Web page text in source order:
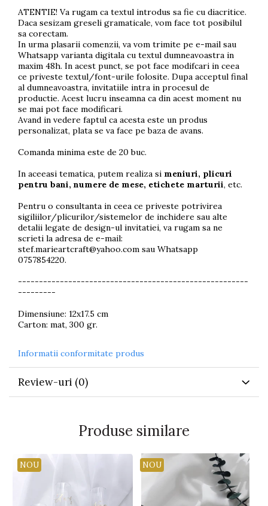
ATENTIE! Va rugam ca textul introdus sa fie cu diacritice.
Daca sesizam greseli gramaticale, vom face tot posibilul
sa corectam.
In urma plasarii comenzii, va vom trimite pe e-mail sau
Whatsapp varianta digitala cu textul dumneavoastra in
maxim 48h. In acest punct, se pot face modifcari in ceea
ce priveste textul/font-urile folosite. Dupa acceptul final
al dumneavoastra, invitatiile intra in procesul de
productie. Acest lucru inseamna ca din acest moment nu
se mai pot face modificari.
Avand in vedere faptul ca acesta este un produs
personalizat, plata se va face pe baza de avans.
Comanda minima este de 20 buc.
In aceeasi tematica, putem realiza si meniuri, plicuri
pentru bani, numere de mese, etichete marturii, etc.
Pentru o consultanta in ceea ce priveste potrivirea
sigiliilor/plicurilor/sistemelor de inchidere sau alte
detalii legate de design-ul invitatiei, va rugam sa ne
scrieti la adresa de e-mail:
stef.marieartcraft@yahoo.com sau Whatsapp
0757854220.
-------------------------------------------------------
---------
Dimensiune: 12x17.5 cm
Carton: mat, 300 gr.
Informatii conformitate produs
Review-uri (0)
Produse similare
NOU NOU